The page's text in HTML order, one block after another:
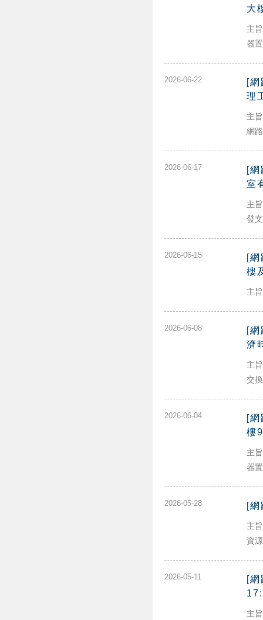
大
主
器
2026-06-22
[
理
主
網
2026-06-17
[
室
主
發
2026-06-15
[
樓
主
2026-06-08
[
濟
主
交
2026-06-04
[
樓
主
器
2026-05-28 [
主
資
2026-05-11
[
主